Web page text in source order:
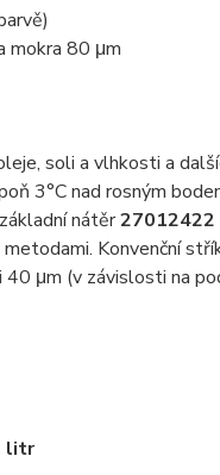
mokra 80 μm
soli a vlhkosti a
3°C nad rosným
nátěr27012422
Konvenční
μm (v závislosti na
litr